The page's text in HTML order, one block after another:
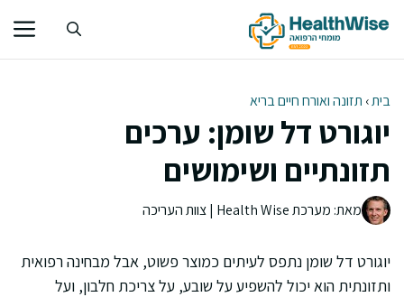
לתוכן
בית› תזונה ואורח חיים בריא
יוגורט דל שומן: ערכים
תזונתיים ושימושים
מאת: מערכת Health Wise | צוות העריכה
יוגורט דל שומן נתפס לעיתים כמוצר פשוט, אבל מבחינה רפואית
ותזונתית הוא יכול להשפיע על שובע, על צריכת חלבון, ועל